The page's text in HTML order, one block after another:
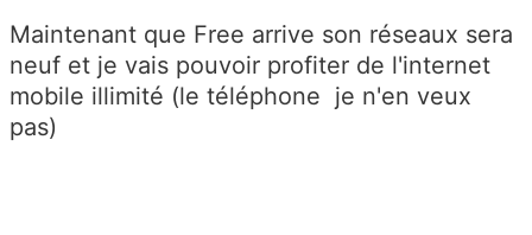
Maintenant que Free arrive son réseaux sera
neuf et je vais pouvoir profiter de l'internet
mobile illimité (le téléphone je n'en veux
pas)